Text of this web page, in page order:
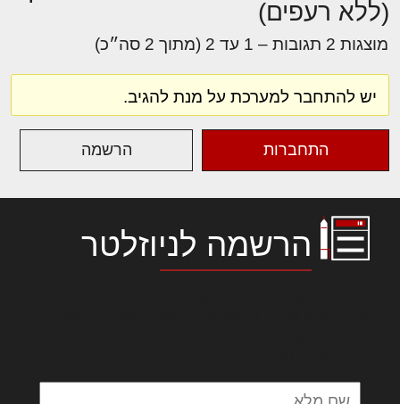
(ללא רעפים)
מוצגות 2 תגובות – 1 עד 2 (מתוך 2 סה״כ)
יש להתחבר למערכת על מנת להגיב.
התחברות הרשמה
הרשמה לניוזלטר